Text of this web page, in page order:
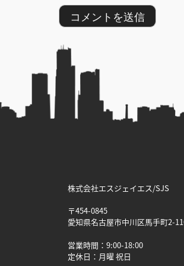
株式会社エスジェイエス/SJS
〒454-0845
愛知県名古屋市中川区馬手町2-
営業時間：9:00-18:00
定休日：月曜 祝日